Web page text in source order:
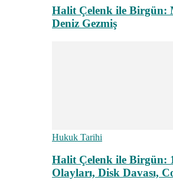
Halit Çelenk ile Birgün:
Deniz Gezmiş
Hukuk Tarihi
Halit Çelenk ile Birgün:
Olayları, Disk Davası,